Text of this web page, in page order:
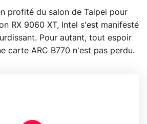
profité du salon de Taipei pour
RX 9060 XT, Intel s'est manifesté
Pour autant, tout espoir
carte ARC B770 n'est pas perdu.